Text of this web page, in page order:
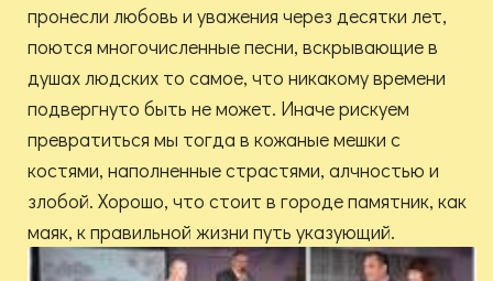
пронесли любовь и уважения через десятки лет,
поются многочисленные песни, вскрывающие в
душах людских то самое, что никакому времени
подвергнуто быть не может. Иначе рискуем
превратиться мы тогда в кожаные мешки с
костями, наполненные страстями, алчностью и
злобой. Хорошо, что стоит в городе памятник, как
маяк, к правильной жизни путь указующий.